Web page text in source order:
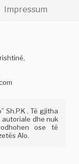
Impressum
Sh.P.K . Të gjitha
dhe nuk
ose të
Alo.